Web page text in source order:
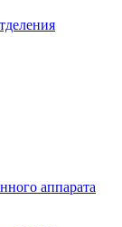
аппарата